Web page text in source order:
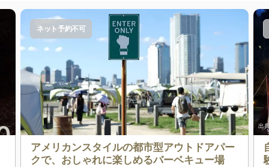
ネット予約不可
アメリカンスタイルの都市型アウトドアパー
クで、おしゃれに楽しめるバーベキュー場
出